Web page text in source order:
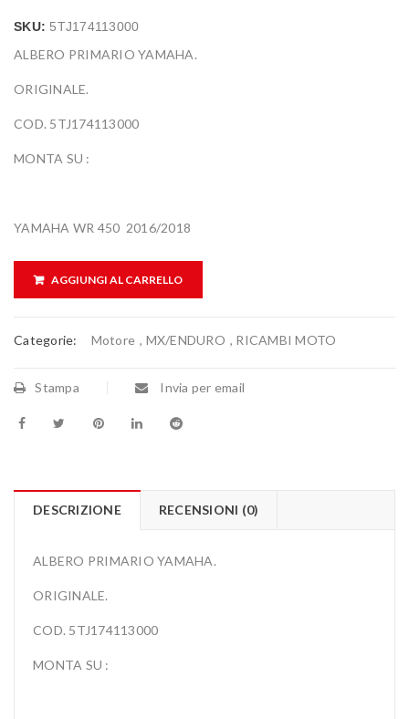
SKU: 5TJ174113000
ALBERO PRIMARIO YAMAHA.
ORIGINALE.
COD. 5TJ174113000
MONTA SU :
YAMAHA WR 450 2016/2018
AGGIUNGI AL CARRELLO
Categorie: Motore , MX/ENDURO , RICAMBI MOTO
Stampa Invia per email
DESCRIZIONE RECENSIONI (0)
ALBERO PRIMARIO YAMAHA.
ORIGINALE.
COD. 5TJ174113000
MONTA SU :